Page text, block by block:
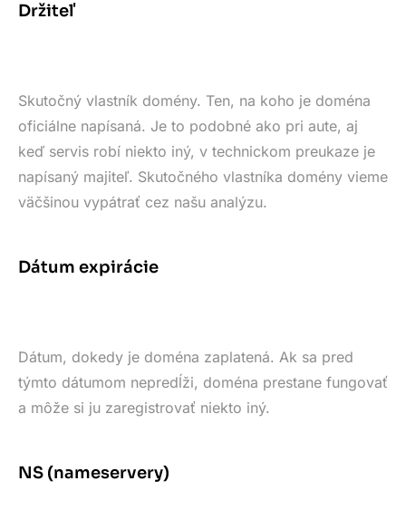
Držiteľ
Skutočný vlastník domény. Ten, na koho je doména
oficiálne napísaná. Je to podobné ako pri aute, aj
keď servis robí niekto iný, v technickom preukaze je
napísaný majiteľ. Skutočného vlastníka domény vieme
väčšinou vypátrať cez našu analýzu.
Dátum expirácie
Dátum, dokedy je doména zaplatená. Ak sa pred
týmto dátumom nepredĺži, doména prestane fungovať
a môže si ju zaregistrovať niekto iný.
NS (nameservery)